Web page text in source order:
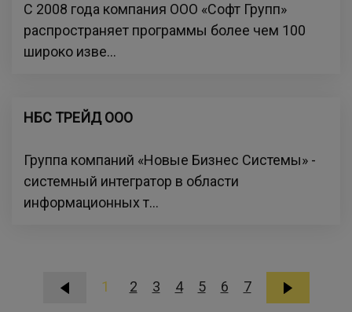
С 2008 года компания ООО «Софт Групп»
распространяет программы более чем 100
широко изве...
НБС ТРЕЙД ООО
Группа компаний «Новые Бизнес Системы» -
системный интегратор в области
информационных т...
1 2 3 4 5 6 7